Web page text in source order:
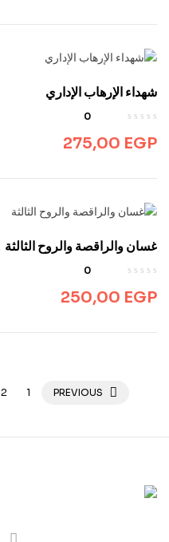
شهداء الإرهاب الإداري
0
275,00 EGP
غسان والراقصة والروح الثالثة
0
250,00 EGP
PREVIOUS
1
2